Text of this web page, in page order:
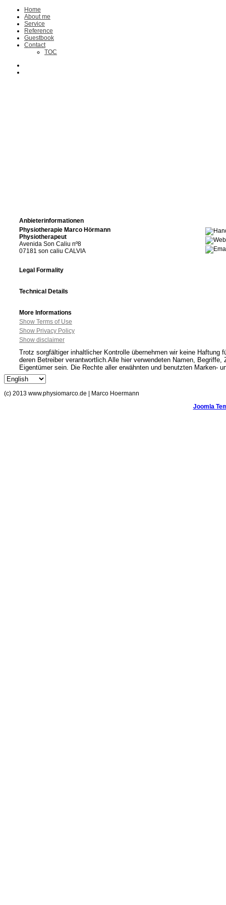
Home
About me
Service
Reference
Guestbook
Contact
TOC
Anbieterinformationen
Physiotherapie Marco Hörmann
Physiotherapeut
Avenida Son Caliu nº8
07181 son caliu CALVIA
Legal Formality
Technical Details
More Informations
Show Terms of Use
Show Privacy Policy
Show disclaimer
Trotz sorgfältiger inhaltlicher Kontrolle übernehmen wir keine
deren Betreiber verantwortlich.Alle hier verwendeten Namen,
Eigentümer sein. Die Rechte aller erwähnten und benutzten Marken-
(c) 2013 www.physiomarco.de | Marco Hoermann
Joomla